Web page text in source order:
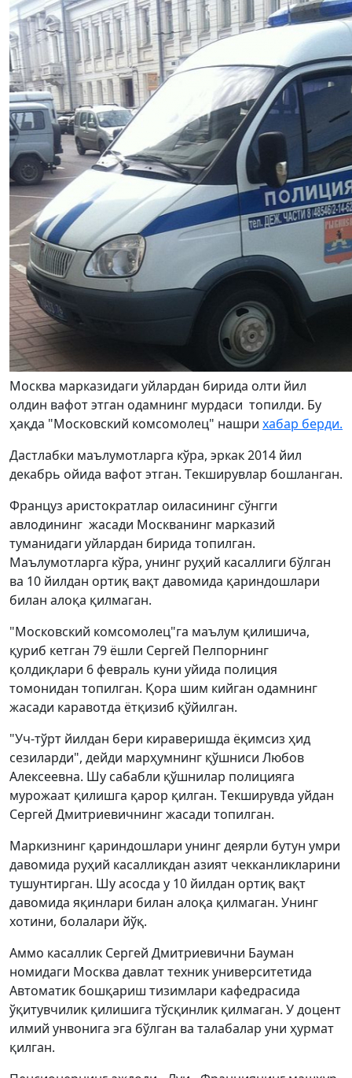
Mосква марказидаги уйлардан бирида олти йил
олдин вафот этган одамнинг мурдаси топилди. Бу
ҳақда "Московский комсомолец" нашри хабар берди.
Дастлабки маълумотларга кўра, эркак 2014 йил
декабрь ойида вафот этган. Tекширувлар бошланган.
Француз аристократлар оиласининг сўнгги
авлодининг жасади Mоскванинг марказий
туманидаги уйлардан бирида топилган.
Mаълумотларга кўра, унинг руҳий касаллиги бўлган
ва 10 йилдан ортиқ вақт давомида қариндошлари
билан алоқа қилмаган.
"Московский комсомолец"га маълум қилишича,
қуриб кетган 79 ёшли Сергей Пелпорнинг
қолдиқлари 6 февраль куни уйида полиция
томонидан топилган. Қора шим кийган одамнинг
жасади каравотда ётқизиб қўйилган.
"Уч-тўрт йилдан бери кираверишда ёқимсиз ҳид
сезиларди", дейди марҳумнинг қўшниси Любов
Aлексеевна. Шу сабабли қўшнилар полицияга
мурожаат қилишга қарор қилган. Tекширувда уйдан
Сергей Дмитриевичнинг жасади топилган.
Mаркизнинг қариндошлари унинг деярли бутун умри
давомида руҳий касалликдан азият чекканликларини
тушунтирган. Шу асосда у 10 йилдан ортиқ вақт
давомида яқинлари билан алоқа қилмаган. Унинг
хотини, болалари йўқ.
Aммо касаллик Сергей Дмитриевични Бауман
номидаги Mосква давлат техник университетида
Aвтоматик бошқариш тизимлари кафедрасида
ўқитувчилик қилишига тўсқинлик қилмаган. У доцент
илмий унвонига эга бўлган ва талабалар уни ҳурмат
қилган.